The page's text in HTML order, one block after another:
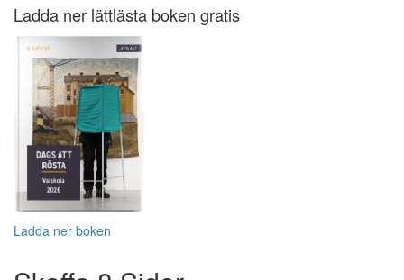
Ladda ner lättlästa boken gratis
Ladda ner boken